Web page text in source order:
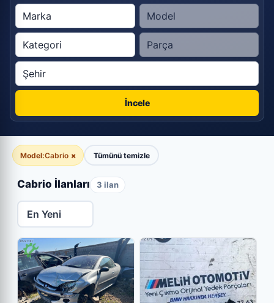
İncele
Model:Cabrio × Tümünü temizle
Cabrio İlanları 3 ilan